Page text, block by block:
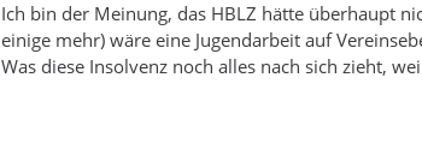
Ich bin der Meinung, das HBLZ hätte überhaupt
einige mehr) wäre eine Jugendarbeit auf
Was diese Insolvenz noch alles nach sich zieht,